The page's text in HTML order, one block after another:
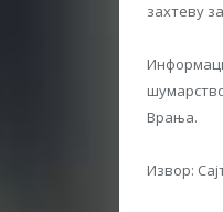
захтеву
Врања.
Извор: